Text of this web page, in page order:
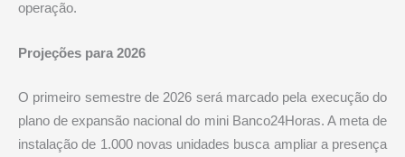
operação.
Projeções para 2026
O primeiro semestre de 2026 será marcado pela execução do
plano de expansão nacional do mini Banco24Horas. A meta de
instalação de 1.000 novas unidades busca ampliar a presença